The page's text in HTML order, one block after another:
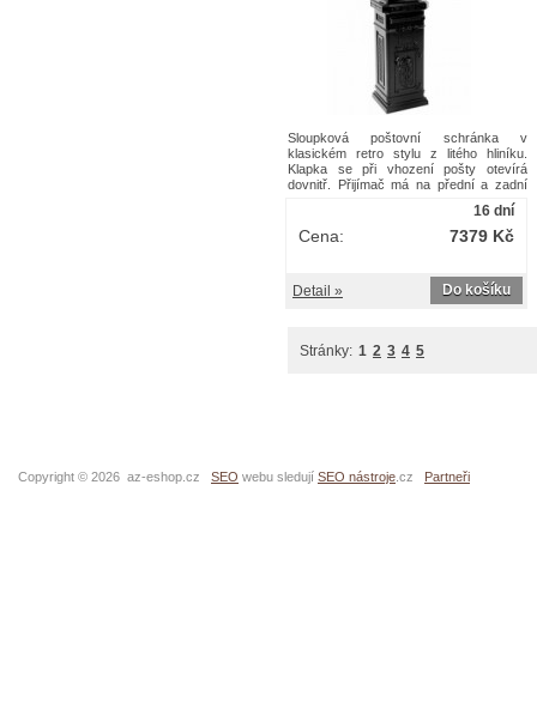
Sloupková poštovní schránka v
klasickém retro stylu z litého hliníku.
Klapka se při vhození pošty otevírá
dovnitř. Přijímač má na přední a zadní
straně přístupová dvířka pro přístup k
poště. Otevírací otvor: 26 x 4
cmPoštovní schránka Colonne V-Part –
16 dní
7379 Kč
Cena:
Do košíku
Detail »
Stránky: 1 2 3 4 5
Copyright © 2026 az-eshop.cz SEO webu sledují SEO nástroje .cz Partneři